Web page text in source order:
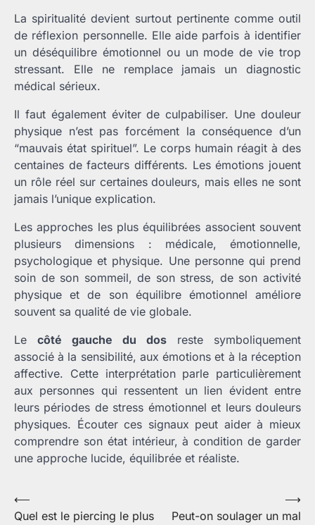
La spiritualité devient surtout pertinente comme outil
de réflexion personnelle. Elle aide parfois à identifier
un déséquilibre émotionnel ou un mode de vie trop
stressant. Elle ne remplace jamais un diagnostic
médical sérieux.
Il faut également éviter de culpabiliser. Une douleur
physique n’est pas forcément la conséquence d’un
“mauvais état spirituel”. Le corps humain réagit à des
centaines de facteurs différents. Les émotions jouent
un rôle réel sur certaines douleurs, mais elles ne sont
jamais l’unique explication.
Les approches les plus équilibrées associent souvent
plusieurs dimensions : médicale, émotionnelle,
psychologique et physique. Une personne qui prend
soin de son sommeil, de son stress, de son activité
physique et de son équilibre émotionnel améliore
souvent sa qualité de vie globale.
Le côté gauche du dos reste symboliquement
associé à la sensibilité, aux émotions et à la réception
affective. Cette interprétation parle particulièrement
aux personnes qui ressentent un lien évident entre
leurs périodes de stress émotionnel et leurs douleurs
physiques. Écouter ces signaux peut aider à mieux
comprendre son état intérieur, à condition de garder
une approche lucide, équilibrée et réaliste.
Navigation
⟵
Quel est le piercing le plus
Peut-on soulager un mal
⟶